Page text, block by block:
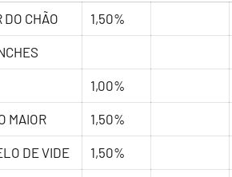
DO CHÃO 1,50%
1,00%
MAIOR 1,50%
DE VIDE 1,50%